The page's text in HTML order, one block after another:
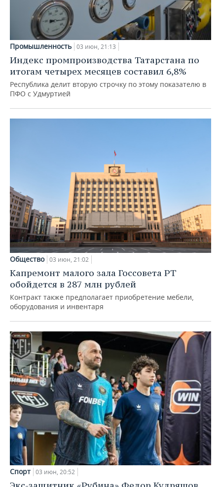
Промышленность 03 июн, 21:13
Индекс промпроизводства Татарстана по
итогам четырех месяцев составил 6,8%
Республика делит вторую строчку по этому показателю в
ПФО с Удмуртией
Общество 03 июн, 21:02
Капремонт малого зала Госсовета РТ
обойдется в 287 млн рублей
Контракт также предполагает приобретение мебели,
оборудования и инвентаря
Спорт 03 июн, 20:52